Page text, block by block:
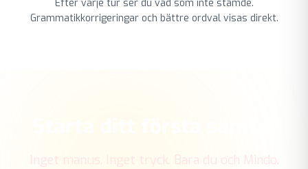
Efter varje tur ser du vad som inte stämde.
Grammatikkorrigeringar och bättre ordval visas direkt.
Inget manus. Inget tryck. Bara du och Mindo.